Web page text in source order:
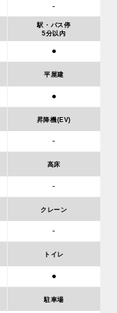
-
駅・バス停
5分以内
●
平屋建
●
昇降機(EV)
-
高床
-
クレーン
-
トイレ
●
駐車場